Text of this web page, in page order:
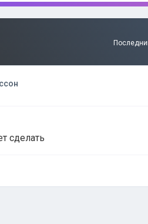
сделать